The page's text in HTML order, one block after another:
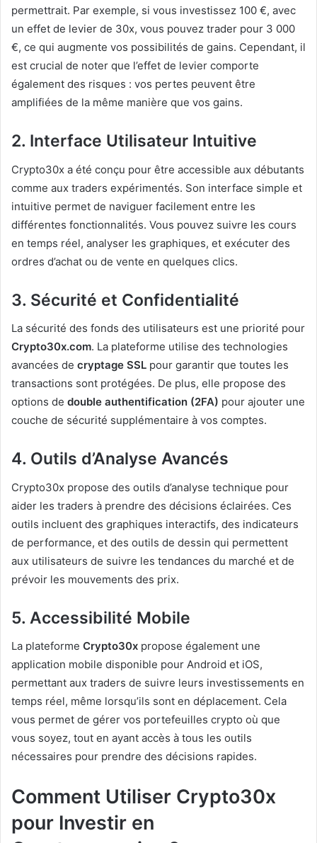
permettrait. Par exemple, si vous investissez 100 €, avec
un effet de levier de 30x, vous pouvez trader pour 3 000
€, ce qui augmente vos possibilités de gains. Cependant, il
est crucial de noter que l’effet de levier comporte
également des risques : vos pertes peuvent être
amplifiées de la même manière que vos gains.
2. Interface Utilisateur Intuitive
Crypto30x a été conçu pour être accessible aux débutants
comme aux traders expérimentés. Son interface simple et
intuitive permet de naviguer facilement entre les
différentes fonctionnalités. Vous pouvez suivre les cours
en temps réel, analyser les graphiques, et exécuter des
ordres d’achat ou de vente en quelques clics.
3. Sécurité et Confidentialité
La sécurité des fonds des utilisateurs est une priorité pour
Crypto30x.com. La plateforme utilise des technologies
avancées de cryptage SSL pour garantir que toutes les
transactions sont protégées. De plus, elle propose des
options de double authentification (2FA) pour ajouter une
couche de sécurité supplémentaire à vos comptes.
4. Outils d’Analyse Avancés
Crypto30x propose des outils d’analyse technique pour
aider les traders à prendre des décisions éclairées. Ces
outils incluent des graphiques interactifs, des indicateurs
de performance, et des outils de dessin qui permettent
aux utilisateurs de suivre les tendances du marché et de
prévoir les mouvements des prix.
5. Accessibilité Mobile
La plateforme Crypto30x propose également une
application mobile disponible pour Android et iOS,
permettant aux traders de suivre leurs investissements en
temps réel, même lorsqu’ils sont en déplacement. Cela
vous permet de gérer vos portefeuilles crypto où que
vous soyez, tout en ayant accès à tous les outils
nécessaires pour prendre des décisions rapides.
Comment Utiliser Crypto30x
pour Investir en